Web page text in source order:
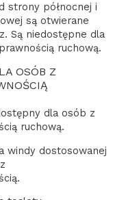
strony północnej i
są otwierane
Są niedostępne dla
ruchową.
OSÓB Z
dla osób z
ruchową.
windy dostosowanej